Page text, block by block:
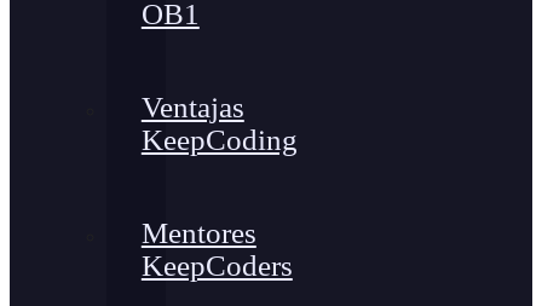
OB1
Ventajas
KeepCoding
Mentores
KeepCoders